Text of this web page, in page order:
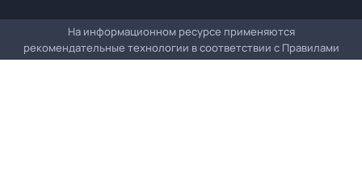
На информационном ресурсе применяются
рекомендательные технологии в соответствии с Правилами